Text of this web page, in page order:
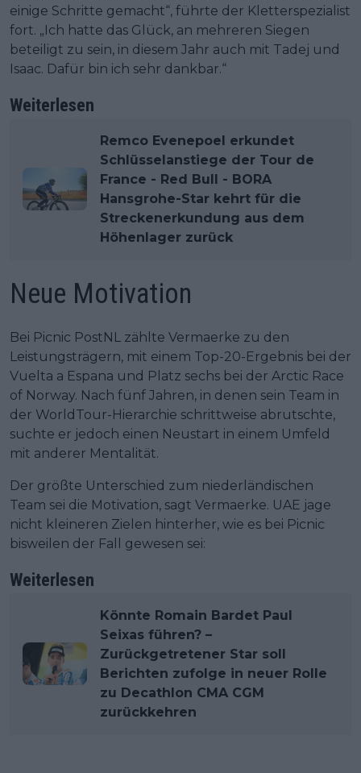
einige Schritte gemacht“, führte der Kletterspezialist
fort. „Ich hatte das Glück, an mehreren Siegen
beteiligt zu sein, in diesem Jahr auch mit Tadej und
Isaac. Dafür bin ich sehr dankbar.“
Weiterlesen
Remco Evenepoel erkundet
Schlüsselanstiege der Tour de
France - Red Bull - BORA
Hansgrohe-Star kehrt für die
Streckenerkundung aus dem
Höhenlager zurück
Neue Motivation
Bei Picnic PostNL zählte Vermaerke zu den
Leistungsträgern, mit einem Top-20-Ergebnis bei der
Vuelta a Espana und Platz sechs bei der Arctic Race
of Norway. Nach fünf Jahren, in denen sein Team in
der WorldTour-Hierarchie schrittweise abrutschte,
suchte er jedoch einen Neustart in einem Umfeld
mit anderer Mentalität.
Der größte Unterschied zum niederländischen
Team sei die Motivation, sagt Vermaerke. UAE jage
nicht kleineren Zielen hinterher, wie es bei Picnic
bisweilen der Fall gewesen sei:
Weiterlesen
Könnte Romain Bardet Paul
Seixas führen? –
Zurückgetretener Star soll
Berichten zufolge in neuer Rolle
zu Decathlon CMA CGM
zurückkehren